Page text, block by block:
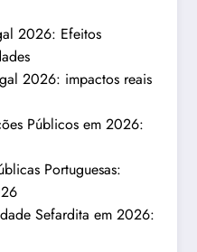
2026: Efeitos
2026: impactos reais
Públicos em 2026:
Portuguesas:
Sefardita em 2026: